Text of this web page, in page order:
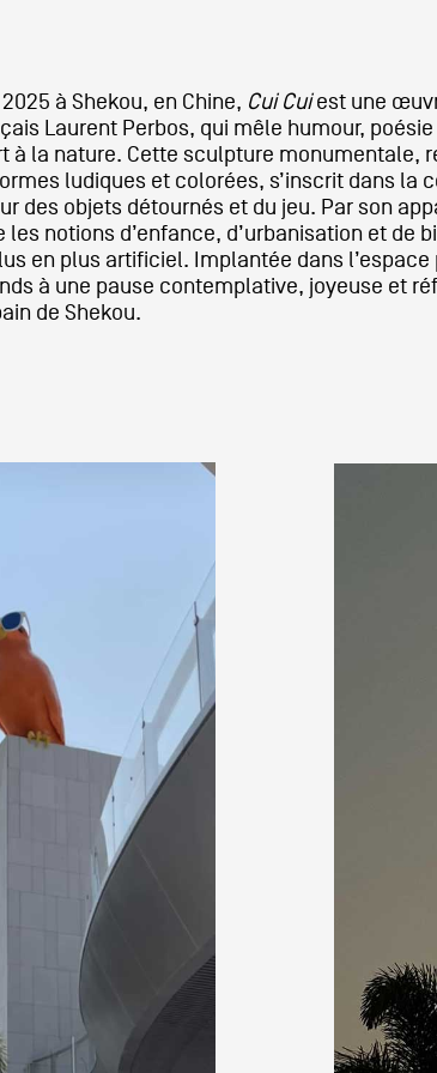
à Shekou, en Chine, Cui Cuiest une
Laurent Perbos, qui mêle humour,
à la nature. Cette sculpture monumentale,
ludiques et colorées, s’inscrit dans la
des objets détournés et du jeu. Par son
notions d’enfance, d’urbanisation et de
en plus artificiel. Implantée dans
à une pause contemplative, joyeuse et
de Shekou.